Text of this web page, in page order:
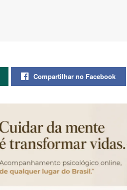
Compartilhar no Facebook